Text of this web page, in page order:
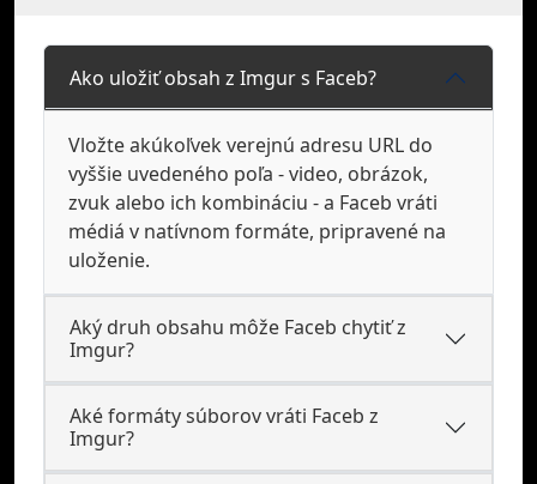
Ako uložiť obsah z Imgur s Faceb?
Vložte akúkoľvek verejnú adresu URL do
vyššie uvedeného poľa - video, obrázok,
zvuk alebo ich kombináciu - a Faceb vráti
médiá v natívnom formáte, pripravené na
uloženie.
Aký druh obsahu môže Faceb chytiť z
Imgur?
Aké formáty súborov vráti Faceb z
Imgur?